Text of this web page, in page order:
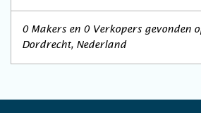
0 Makers en 0 Verkopers gevonden
Dordrecht, Nederland